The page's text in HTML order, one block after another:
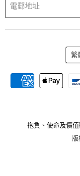
電郵地址
抱負、使命及價值
語
繁